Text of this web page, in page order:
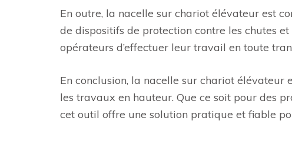
En outre, la nacelle sur chariot élévateur est
de dispositifs de protection contre les chutes
opérateurs d’effectuer leur travail en toute
En conclusion, la nacelle sur chariot
les travaux en hauteur. Que ce soit pour des
cet outil offre une solution pratique et fiable